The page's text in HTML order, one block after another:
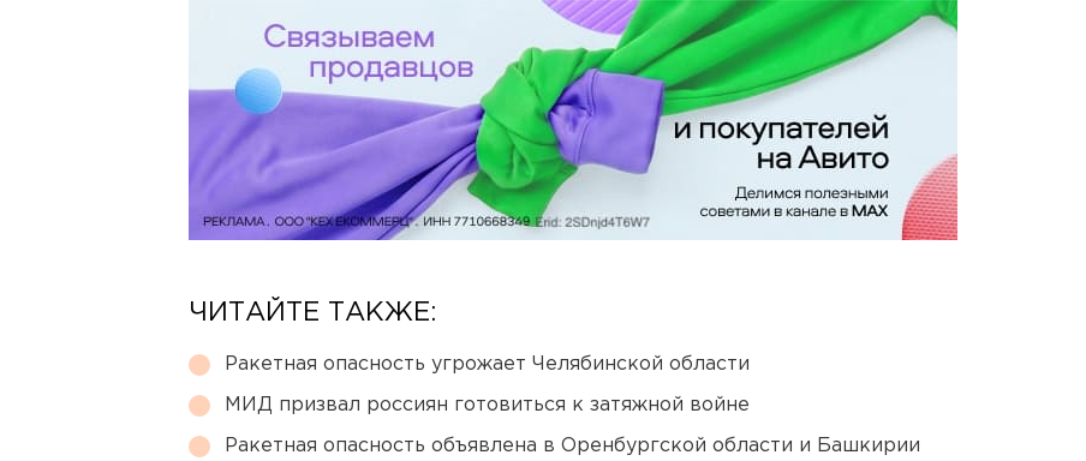
ЧИТАЙТЕ ТАКЖЕ:
Ракетная опасность угрожает Челябинской области
МИД призвал россиян готовиться к затяжной войне
Ракетная опасность объявлена в Оренбургской области и Башкирии